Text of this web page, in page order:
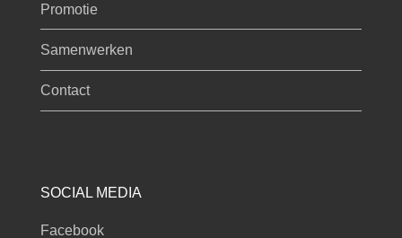
Promotie
Samenwerken
Contact
SOCIAL MEDIA
Facebook